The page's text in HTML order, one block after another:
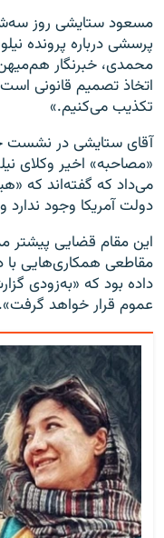
مسعود ستایشی روز
پرسشی درباره پرونده
محمدی، خبرنگار
اتخاذ تصمیم قانونی است،
تکذیب می‌کنیم.»
آقای ستایشی در نشست
«مصاحبه» اخیر وکلای
می‌داد که گفته‌اند که
دولت آمریکا وجود
این مقام قضایی
مقاطعی همکاری‌هایی با
داده بود که «به‌زودی
عموم قرار خواهد گرفت».